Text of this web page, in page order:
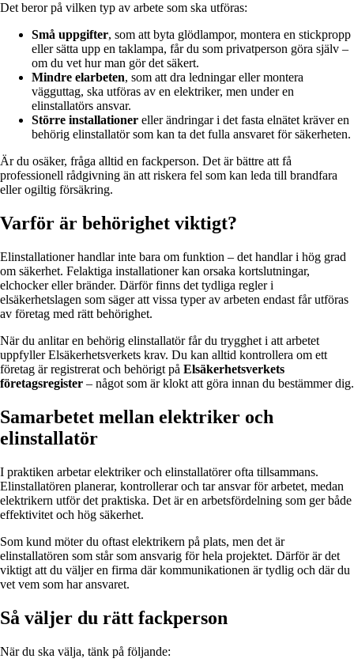
Det beror på vilken typ av arbete som ska utföras:
Små uppgifter, som att byta glödlampor, montera en stickpropp
eller sätta upp en taklampa, får du som privatperson göra själv –
om du vet hur man gör det säkert.
Mindre elarbeten, som att dra ledningar eller montera
vägguttag, ska utföras av en elektriker, men under en
elinstallatörs ansvar.
Större installationer eller ändringar i det fasta elnätet kräver en
behörig elinstallatör som kan ta det fulla ansvaret för säkerheten.
Är du osäker, fråga alltid en fackperson. Det är bättre att få
professionell rådgivning än att riskera fel som kan leda till brandfara
eller ogiltig försäkring.
Varför är behörighet viktigt?
Elinstallationer handlar inte bara om funktion – det handlar i hög grad
om säkerhet. Felaktiga installationer kan orsaka kortslutningar,
elchocker eller bränder. Därför finns det tydliga regler i
elsäkerhetslagen som säger att vissa typer av arbeten endast får utföras
av företag med rätt behörighet.
När du anlitar en behörig elinstallatör får du trygghet i att arbetet
uppfyller Elsäkerhetsverkets krav. Du kan alltid kontrollera om ett
företag är registrerat och behörigt på Elsäkerhetsverkets
företagsregister – något som är klokt att göra innan du bestämmer dig.
Samarbetet mellan elektriker och
elinstallatör
I praktiken arbetar elektriker och elinstallatörer ofta tillsammans.
Elinstallatören planerar, kontrollerar och tar ansvar för arbetet, medan
elektrikern utför det praktiska. Det är en arbetsfördelning som ger både
effektivitet och hög säkerhet.
Som kund möter du oftast elektrikern på plats, men det är
elinstallatören som står som ansvarig för hela projektet. Därför är det
viktigt att du väljer en firma där kommunikationen är tydlig och där du
vet vem som har ansvaret.
Så väljer du rätt fackperson
När du ska välja, tänk på följande: